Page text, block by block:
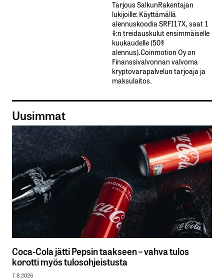
Tarjous SalkunRakentajan
lukijoille: Käyttämällä​ ​
alennuskoodia​ ​SRFI17X,​ ​saat​ ​1
%:n treidauskulut​ ​ensimmäiselle​ ​
kuukaudelle​ ​(50%​ ​
alennus).Coinmotion Oy on
Finanssivalvonnan valvoma
kryptovarapalvelun tarjoaja ja
maksulaitos.
Uusimmat
Coca-Cola jätti Pepsin taakseen – vahva tulos
korotti myös tulosohjeistusta
7.8.2026